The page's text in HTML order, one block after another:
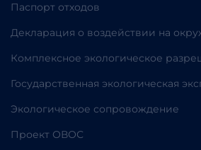
Паспорт отходов
Декларация о воздействии на
Комплексное экологическое
Государственная экологическая
Экологическое сопровождение
Проект ОВОС